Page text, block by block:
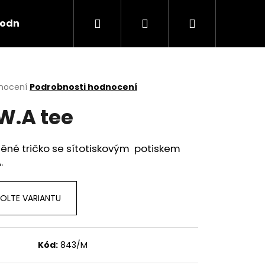
podmínky Hledat PřihlášeníNákupní
Podrobnosti hodnocení
tee
tričko se sítotiskovým potiskem
VARIANTU
Kód: 843/M